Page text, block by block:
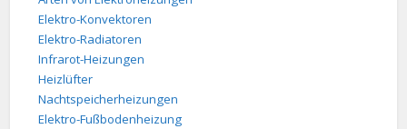
Elektro-Konvektoren
Elektro-Radiatoren
Infrarot-Heizungen
Heizlüfter
Nachtspeicherheizungen
Elektro-Fußbodenheizung